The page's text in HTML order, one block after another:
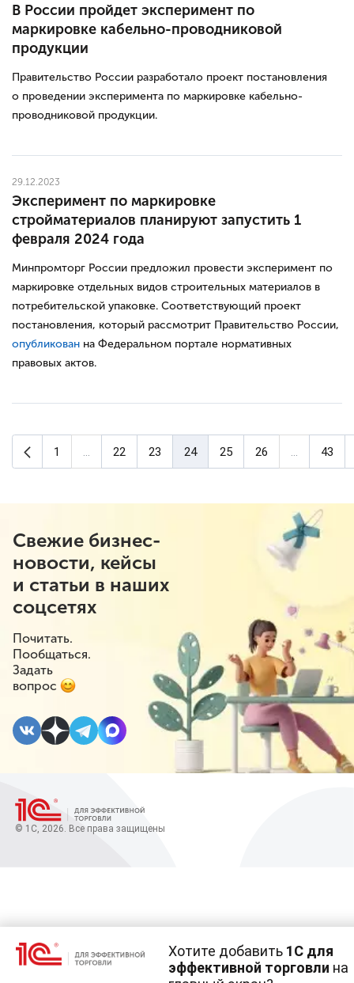
В России пройдет эксперимент по
маркировке кабельно-проводниковой
продукции
Правительство России разработало проект постановления
о проведении эксперимента по маркировке кабельно-
проводниковой продукции.
29.12.2023
Эксперимент по маркировке
стройматериалов планируют запустить 1
февраля 2024 года
Минпромторг России предложил провести эксперимент по
маркировке отдельных видов строительных материалов в
потребительской упаковке. Соответствующий проект
постановления, который рассмотрит Правительство России,
опубликован на Федеральном портале нормативных
правовых актов.
Предыдущая страница
1 22 23 24 25 26 43
Свежие бизнес-
новости, кейсы
и статьи в наших
соцсетях
Почитать.
Пообщаться.
Задать
вопрос
© 1С, 2026. Все права защищены
Хотите добавить 1С для
эффективной торговли на